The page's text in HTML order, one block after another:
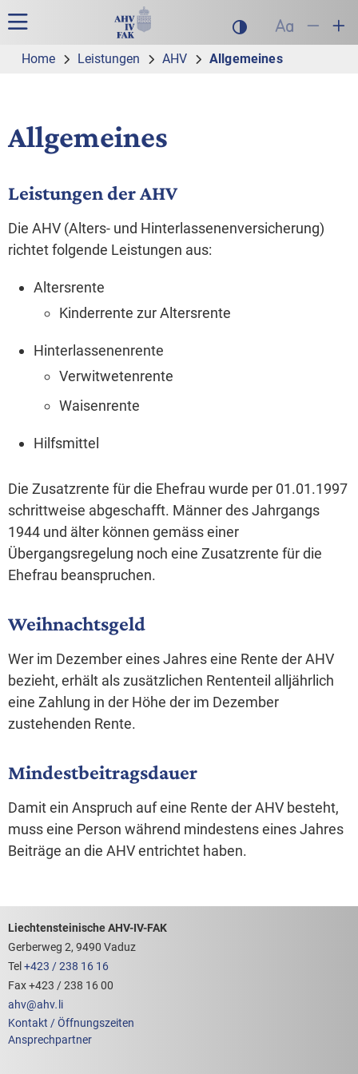
Zur Hauptnavigation
Zum Inhalt
Suche
Hauptnavigation Dunklen Modus
Schrift auf
Schrift
Home Leistungen AHV Allgemeines
Allgemeines
Leistungen der AHV
Die AHV (Alters- und Hinterlassenenversicherung)
richtet folgende Leistungen aus:
Altersrente
Kinderrente zur Altersrente
Hinterlassenenrente
Verwitwetenrente
Waisenrente
Hilfsmittel
Die Zusatzrente für die Ehefrau wurde per 01.01.1997
schrittweise abgeschafft. Männer des Jahrgangs
1944 und älter können gemäss einer
Übergangsregelung noch eine Zusatzrente für die
Ehefrau beanspruchen.
Weihnachtsgeld
Wer im Dezember eines Jahres eine Rente der AHV
bezieht, erhält als zusätzlichen Rententeil alljährlich
eine Zahlung in der Höhe der im Dezember
zustehenden Rente.
Mindestbeitragsdauer
Damit ein Anspruch auf eine Rente der AHV besteht,
muss eine Person während mindestens eines Jahres
Beiträge an die AHV entrichtet haben.
Footerbereich mit hilfreichen Links
Liechtensteinische AHV-IV-FAK
Gerberweg 2, 9490 Vaduz
Tel +423 / 238 16 16
Fax +423 / 238 16 00
ahv@ahv. li
Kontakt / Öffnungszeiten
Ansprechpartner